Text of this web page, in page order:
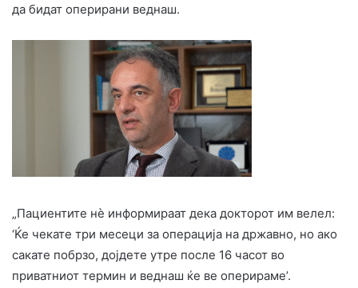
да бидат оперирани веднаш.
„Пациентите нè информираат дека докторот им велел:
‘Ќе чекате три месеци за операција на државно, но ако
сакате побрзо, дојдете утре после 16 часот во
приватниот термин и веднаш ќе ве оперираме’.